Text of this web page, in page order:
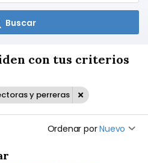
Buscar
con tus criterios
y perreras
Ordenar porNuevo